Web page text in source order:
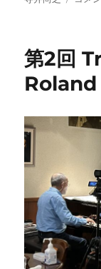
Sir
Roland
に
第2回
Roland